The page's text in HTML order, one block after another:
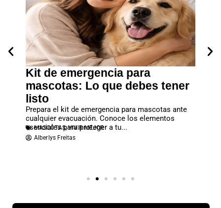
Kit de emergencia para
mascotas: Lo que debes tener
listo
Prepara el kit de emergencia para mascotas ante
cualquier evacuación. Conoce los elementos
esenciales para proteger a tu...
MASCOTAS,VIVIR MEJOR
Alberlys Freitas